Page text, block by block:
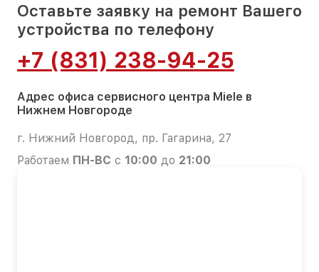
Оставьте заявку на ремонт Вашего
устройства по телефону
+7 (831) 238-94-25
Адрес офиса сервисного центра Miele в
Нижнем Новгороде
г. Нижний Новгород, пр. Гагарина, 27
Работаем ПН-ВС с 10:00 до 21:00